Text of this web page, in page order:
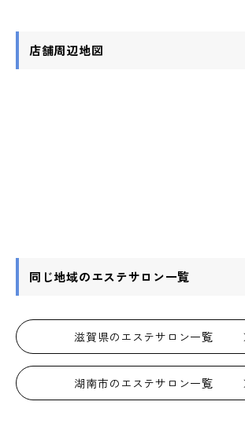
店舗周辺地図
同じ地域のエステサロン一覧
滋賀県のエステサロン一覧
湖南市のエステサロン一覧